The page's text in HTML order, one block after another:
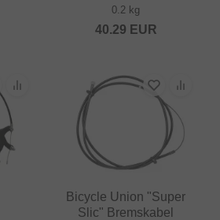
0.2 kg
40.29 EUR
Bicycle Union "Super
Slic" Bremskabel